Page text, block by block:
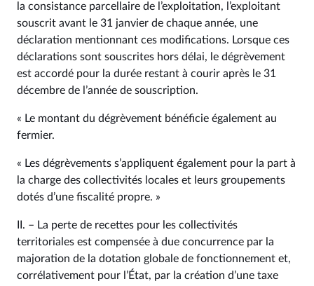
la consistance parcellaire de l’exploitation, l’exploitant
souscrit avant le 31 janvier de chaque année, une
déclaration mentionnant ces modifications. Lorsque ces
déclarations sont souscrites hors délai, le dégrèvement
est accordé pour la durée restant à courir après le 31
décembre de l’année de souscription.
« Le montant du dégrèvement bénéficie également au
fermier.
« Les dégrèvements s’appliquent également pour la part à
la charge des collectivités locales et leurs groupements
dotés d’une fiscalité propre. »
II. – La perte de recettes pour les collectivités
territoriales est compensée à due concurrence par la
majoration de la dotation globale de fonctionnement et,
corrélativement pour l’État, par la création d’une taxe